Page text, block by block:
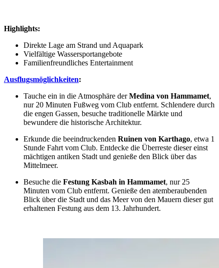
Highlights:
Direkte Lage am Strand und Aquapark
Vielfältige Wassersportangebote
Familienfreundliches Entertainment
Ausflugsmöglichkeiten:
Tauche ein in die Atmosphäre derMedina von Hammamet,
nur 20 Minuten Fußweg vom Club entfernt. Schlendere durch
die engen Gassen, besuche traditionelle Märkte und
bewundere die historische Architektur.
Erkunde die beeindruckenden Ruinen von Karthago, etwa 1
Stunde Fahrt vom Club. Entdecke die Überreste dieser einst
mächtigen antiken Stadt und genieße den Blick über das
Mittelmeer.
Besuche die Festung Kasbah in Hammamet, nur 25
Minuten vom Club entfernt. Genieße den atemberaubenden
Blick über die Stadt und das Meer von den Mauern dieser gut
erhaltenen Festung aus dem 13. Jahrhundert.